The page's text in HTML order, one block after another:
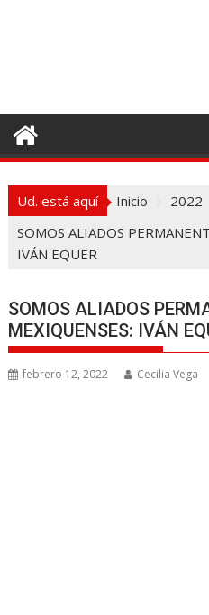
o
t
Ud. está aquí Inicio 2022
SOMOS ALIADOS
IVÁN EQUER
SOMOS ALIADOS
MEXIQUENSES: IVÁN
febrero 12, 2022 Cecilia Vega